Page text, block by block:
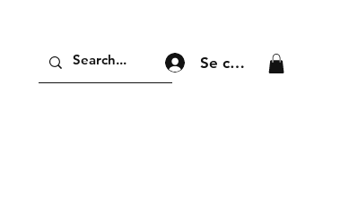
Se connecter